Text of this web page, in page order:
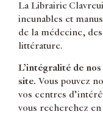
La Librairie
incunables et
de la médecine,
littérature.
L’intégralité de
site. Vous pouvez
vos centres
vous recherchez